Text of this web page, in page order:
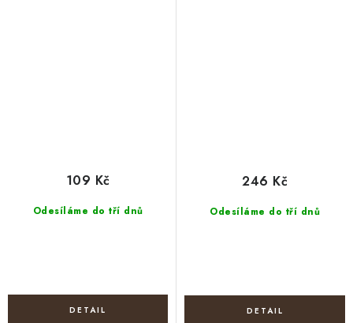
Odesíláme do tří dnů
109 Kč
Odesíláme do tří dnů
246 Kč